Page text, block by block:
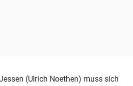
(Ulrich Noethen) muss sich